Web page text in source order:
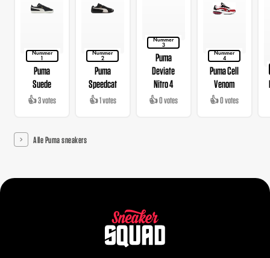
Nummer
1
Puma
Suede
👍 3 votes
Nummer
2
Puma
Speedcat
👍 1 votes
Nummer
3
Puma
Deviate
Nitro 4
👍 0 votes
Nummer
4
Puma Cell
Venom
👍 0 votes
Alle Puma sneakers